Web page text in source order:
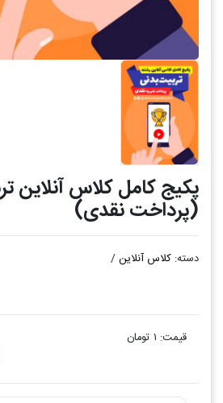
پکیج کامل کلاس آنلاین
(پرداخت نقدی)
دسته: کلاس آنلاین/
قیمت: ۱ تومان